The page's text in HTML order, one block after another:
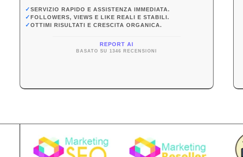
✓SERVIZIO RAPIDO E ASSISTENZA IMMEDIATA.
✓FOLLOWERS, VIEWS E LIKE REALI E STABILI.
✓OTTIMI RISULTATI E CRESCITA ORGANICA.
REPORT AI
BASATO SU 1346 RECENSIONI